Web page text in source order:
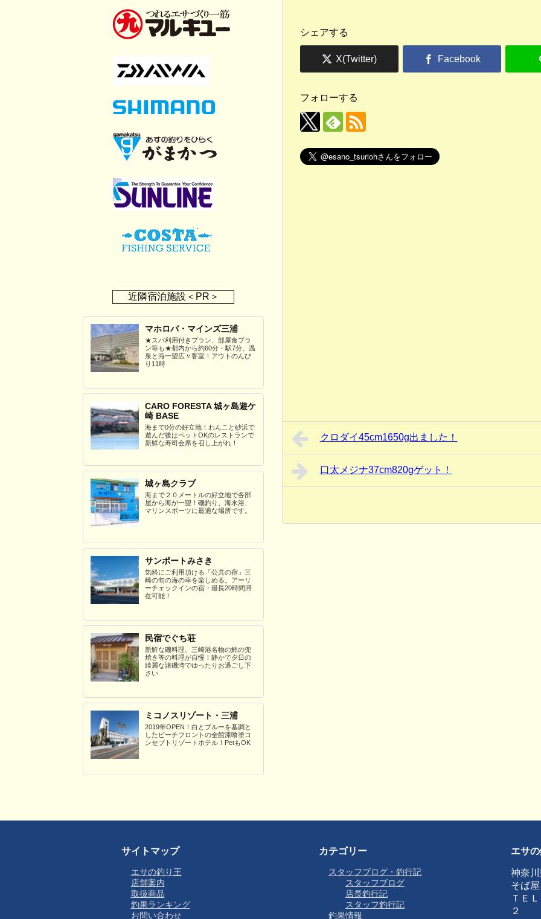
シェアする
フォローする
クロダイ45cm1650g出ました！
口太メジナ37cm820gゲット！
近隣宿泊施設＜PR＞
マホロバ・マインズ三浦
★スパ利用付きプラン、部屋食プラ
ン等も★都内から約60分・駅7分。温
泉と海一望広々客室！アウトのんび
り11時
CARO FORESTA 城ヶ島遊ケ
崎 BASE
海まで0分の好立地！わんこと砂浜で
遊んだ後はペットOKのレストランで
新鮮な寿司会席を召し上がれ！
城ヶ島クラブ
海まで２０メートルの好立地で各部
屋から海が一望！磯釣り、海水浴、
マリンスポーツに最適な場所です。
サンポートみさき
気軽にご利用頂ける「公共の宿」三
崎の旬の海の幸を楽しめる。アーリ
ーチェックインの宿・最長20時間滞
在可能！
民宿でぐち荘
新鮮な磯料理、三崎港名物の鮪の兜
焼き等の料理が自慢！静かで夕日の
綺麗な諸磯湾でゆったりお過ごし下
さい
ミコノスリゾート・三浦
2019年OPEN！白とブルーを基調と
したビーチフロントの全館漆喰塗コ
ンセプトリゾートホテル！PetもOK
サイトマップ
エサの釣り王
店舗案内
取扱商品
釣果ランキング
お問い合わせ
カテゴリー
スタッフブログ・釣行記
スタッフブログ
店長釣行記
スタッフ釣行記
釣果情報
エサ
神奈
そば
ＴＥ
２